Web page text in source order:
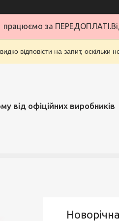
працюємо за
відповісти на запит,
від офіційних виробників